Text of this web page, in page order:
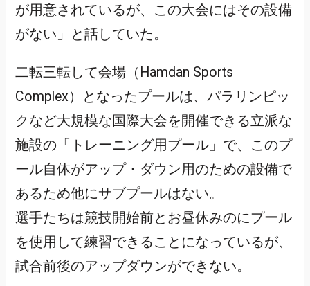
が用意されているが、この大会にはその設備
がない」と話していた。
二転三転して会場（Hamdan Sports
Complex）となったプールは、パラリンピッ
クなど大規模な国際大会を開催できる立派な
施設の「トレーニング用プール」で、このプ
ール自体がアップ・ダウン用のための設備で
あるため他にサブプールはない。
選手たちは競技開始前とお昼休みのにプール
を使用して練習できることになっているが、
試合前後のアップダウンができない。